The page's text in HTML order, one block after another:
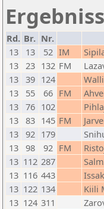
Rd. Br. Nr.
13
13 52 IM
13 23 132 FM
13 39 124
13
55 66 FM
13 76 102
13 83 145 FM
13 92 179
13 98 92 FM
13 112 287
13 116 443
13 122 134 Kiili
13 124 311